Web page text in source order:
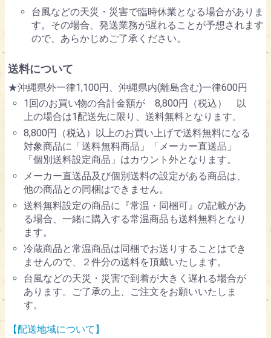
台風などの天災・災害で臨時休業となる場合がありま
す。その場合、発送業務が遅れることが予想されます
ので、あらかじめご了承ください。
送料について
★沖縄県外一律1,100円、沖縄県内(離島含む)一律600円
1回のお買い物の合計金額が 8,800円（税込） 以
上の場合は1配送先に限り、送料無料となります。
8,800円（税込）以上のお買い上げで送料無料になる
対象商品に「送料無料商品」「メーカー直送品」
「個別送料設定商品」はカウント外となります。
メーカー直送品及び個別送料の設定がある商品は、
他の商品との同梱はできません。
送料無料設定の商品に『常温・同梱可』の記載があ
る場合、一緒に購入する常温商品も送料無料となり
ます。
冷蔵商品と常温商品は同梱でお送りすることはでき
ませんので、２件分の送料を頂戴いたします。
台風などの天災・災害で到着が大きく遅れる場合が
あります。ご了承の上、ご注文をお願いいたしま
す。
【配送地域について】